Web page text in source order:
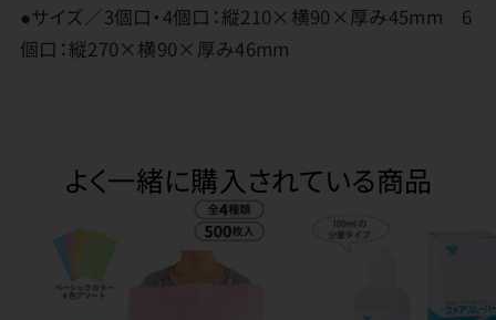
●サイズ／3個口・4個口：縦210×横90×厚み45mm 6
個口：縦270×横90×厚み46mm
よく一緒に購入されている商品